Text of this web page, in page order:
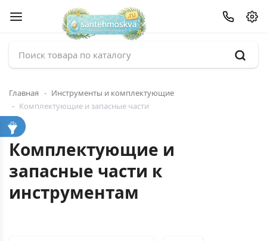
Главная
Инструменты и комплектующие
Комплектующие и запасные части
Комплектующие и
запасные части к
инструментам